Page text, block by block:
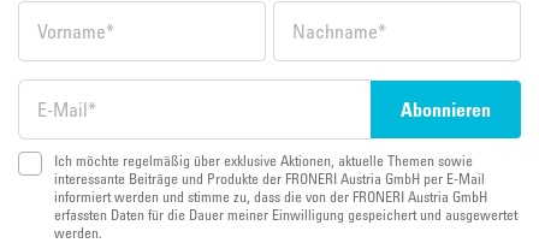
Ich möchte regelmäßig über exklusive Aktionen, aktuelle Themen sowie
interessante Beiträge und Produkte der FRONERI Austria GmbH per E-Mail
informiert werden und stimme zu, dass die von der FRONERI Austria GmbH
erfassten Daten für die Dauer meiner Einwilligung gespeichert und ausgewertet
werden.